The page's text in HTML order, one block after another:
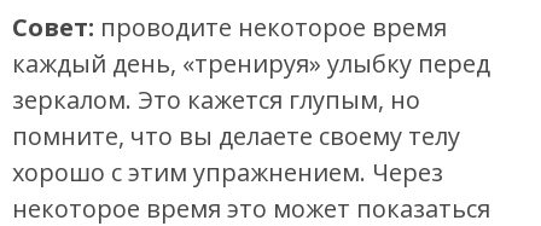
Совет: проводите некоторое время
каждый день, «тренируя» улыбку перед
зеркалом. Это кажется глупым, но
помните, что вы делаете своему телу
хорошо с этим упражнением. Через
некоторое время это может показаться